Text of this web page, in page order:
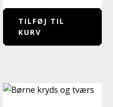
TILFØJ TIL
KURV